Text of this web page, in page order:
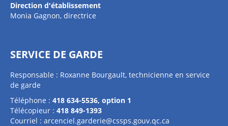
Direction d'établissement
Monia Gagnon, directrice
SERVICE DE GARDE
Responsable : Roxanne Bourgault, technicienne en service
de garde
Téléphone : 418 634-5536, option 1
Télécopieur : 418 849-1393
Courriel : arcenciel.garderie@cssps.gouv.qc.ca